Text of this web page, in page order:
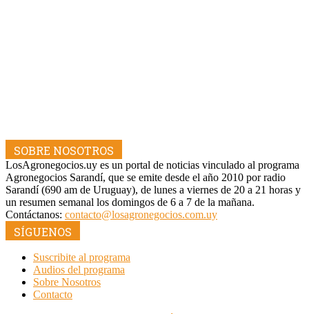
SOBRE NOSOTROS
LosAgronegocios.uy es un portal de noticias vinculado al programa
Agronegocios Sarandí, que se emite desde el año 2010 por radio
Sarandí (690 am de Uruguay), de lunes a viernes de 20 a 21 horas y
un resumen semanal los domingos de 6 a 7 de la mañana.
Contáctanos: contacto@losagronegocios.com.uy
SÍGUENOS
Suscribite al programa
Audios del programa
Sobre Nosotros
Contacto